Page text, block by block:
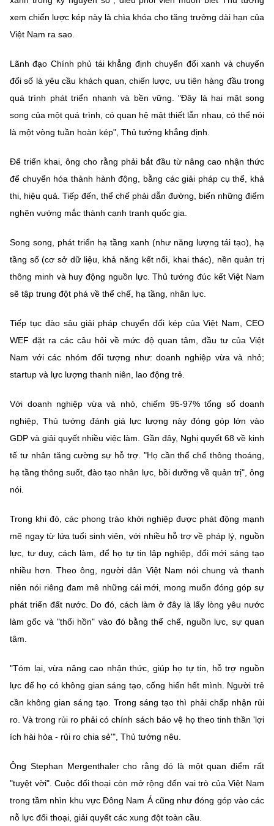
xem chiến lược kép này là chìa khóa cho tăng trưởng dài hạn của
Việt Nam ra sao.
Lãnh đạo Chính phủ tái khẳng định chuyển đổi xanh và chuyển
đổi số là yêu cầu khách quan, chiến lược, ưu tiên hàng đầu trong
quá trình phát triển nhanh và bền vững. "Đây là hai mặt song
song của một quá trình, có quan hệ mật thiết lẫn nhau, có thể nói
là một vòng tuần hoàn kép", Thủ tướng khẳng định.
Để triển khai, ông cho rằng phải bắt đầu từ nâng cao nhận thức
để chuyển hóa thành hành động, bằng các giải pháp cụ thể, khả
thi, hiệu quả. Tiếp đến, thể chế phải dẫn đường, biến những điểm
nghẽn vướng mắc thành cạnh tranh quốc gia.
Song song, phát triển hạ tầng xanh (như năng lượng tái tạo), hạ
tầng số (cơ sở dữ liệu, khả năng kết nối, khai thác), nền quản trị
thông minh và huy động nguồn lực. Thủ tướng đúc kết Việt Nam
sẽ tập trung đột phá về thể chế, hạ tầng, nhân lực.
Tiếp tục đào sâu giải pháp chuyển đổi kép của Việt Nam, CEO
WEF đặt ra các câu hỏi về mức độ quan tâm, đầu tư của Việt
Nam với các nhóm đối tượng như: doanh nghiệp vừa và nhỏ;
startup và lực lượng thanh niên, lao động trẻ.
Với doanh nghiệp vừa và nhỏ, chiếm 95-97% tổng số doanh
nghiệp, Thủ tướng đánh giá lực lượng này đóng góp lớn vào
GDP và giải quyết nhiều việc làm. Gần đây, Nghị quyết 68 về kinh
tế tư nhân tăng cường sự hỗ trợ. "Họ cần thể chế thông thoáng,
hạ tầng thông suốt, đào tạo nhân lực, bồi dưỡng về quản trị", ông
nói.
Trong khi đó, các phong trào khởi nghiệp được phát động mạnh
mẽ ngay từ lứa tuổi sinh viên, với nhiều hỗ trợ về pháp lý, nguồn
lực, tư duy, cách làm, để họ tự tin lập nghiệp, đổi mới sáng tạo
nhiều hơn. Theo ông, người dân Việt Nam nói chung và thanh
niên nói riêng đam mê những cái mới, mong muốn đóng góp sự
phát triển đất nước. Do đó, cách làm ở đây là lấy lòng yêu nước
làm gốc và "thổi hồn" vào đó bằng thể chế, nguồn lực, sự quan
tâm.
"Tóm lại, vừa nâng cao nhận thức, giúp họ tự tin, hỗ trợ nguồn
lực để họ có không gian sáng tạo, cống hiến hết mình. Người trẻ
cần không gian sáng tạo. Trong sáng tạo thì phải chấp nhận rủi
ro. Và trong rủi ro phải có chính sách bảo vệ họ theo tinh thần 'lợi
ích hài hòa - rủi ro chia sẻ'", Thủ tướng nêu.
Ông Stephan Mergenthaler cho rằng đó là một quan điểm rất
"tuyệt vời". Cuộc đối thoại còn mở rộng đến vai trò của Việt Nam
trong tầm nhìn khu vực Đông Nam Á cũng như đóng góp vào các
nỗ lực đối thoại, giải quyết các xung đột toàn cầu.